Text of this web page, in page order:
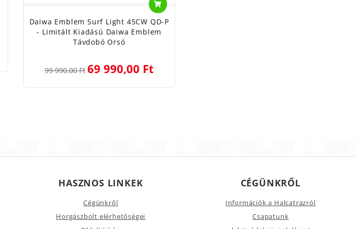
Daiwa Emblem Surf Light 45CW QD-P
- Limitált Kiadású Daiwa Emblem
Távdobó Orsó
99 990,00 Ft 69 990,00 Ft
HASZNOS LINKEK
Cégünkről
Horgászbolt elérhetőségei
CÉGÜNKRŐL
Információk a Halcatrazról
Csapatunk